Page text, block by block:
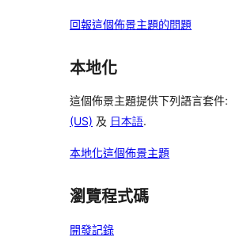
回報這個佈景主題的問題
本地化
這個佈景主題提供下列語言套件:
(US) 及 日本語.
本地化這個佈景主題
瀏覽程式碼
開發記錄